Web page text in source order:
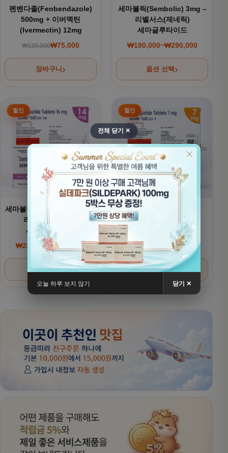
펜벤다졸(Fenbendazole)
500mg + 이버멕틴
(Ivermectin) 12mg
₩120,000원래 가격: ₩120,000.
₩75,000
현재 가격: ₩75,000.
장바구니
세마볼릭(Sembolic) 3mg –
리벨서스(제네릭)
세마글루타이드
₩180,000~₩290,000
가격 범위:
옵션 선택
세마볼릭(Sembolic) 14mg -
리벨서스(제네릭)
세마글루타이드
₩220,000~₩ 380,000
가격 범위: ₩220,000~₩380,000
옵션 선택
여러 상품 옵션이 이 상품에 있습니다. 상품 페이지에서 옵션
세마볼릭(Sembolic) –
리벨서스(제네릭)
세마글루타이드 7mg
₩200,000 320,000
가격 범위:
옵션 선택
여러 상품 옵션이 이 상품에
전체 닫기 ✕
오늘 하루 보지 않기 닫기 ✕